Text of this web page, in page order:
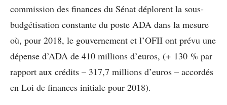
commission des finances du Sénat déplorent la sous-
budgétisation constante du poste ADA dans la mesure
où, pour 2018, le gouvernement et l’OFII ont prévu une
dépense d’ADA de 410 millions d’euros, (+ 130 % par
rapport aux crédits – 317,7 millions d’euros – accordés
en Loi de finances initiale pour 2018).